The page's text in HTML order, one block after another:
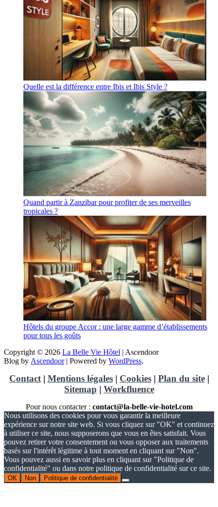
Quelle est la différence entre Ibis et Ibis Style ?
Quand partir à Zanzibar pour profiter de ses merveilles
tropicales ?
Hôtels du groupe Accor : une large gamme d’établissements
pour tous les goûts
Copyright © 2026 La Belle Vie Hôtel | Ascendoor
Blog by Ascendoor| Powered by WordPress.
Contact| Mentions légales| Cookies| Plan du site|
Sitemap | Workfluence
Pour nous contacter : contact@la-belle-vie-hotel.com
Nous utilisons des cookies pour vous garantir la meilleure
expérience sur notre site web. Si vous cliquez sur "OK" et continuez
à utiliser ce site, nous supposerons que vous en êtes satisfait. Vous
pouvez retirer votre consentement ou vous opposer aux traitements
basés sur l'intérêt légitime à tout moment en cliquant sur "Non".
Vous pouvez aussi en savoir plus en cliquant sur "Politique de
confidentialité" ou dans notre politique de confidentialité sur ce site.
OK Non Politique de confidentialité